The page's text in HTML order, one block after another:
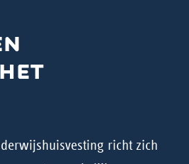
richt zich